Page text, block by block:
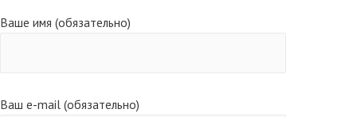
Ваше имя (обязательно)
Ваш e-mail (обязательно)